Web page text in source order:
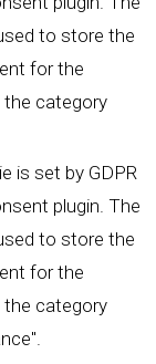
to store the
for the
the category
is set by GDPR
plugin. The
to store the
for the
the category